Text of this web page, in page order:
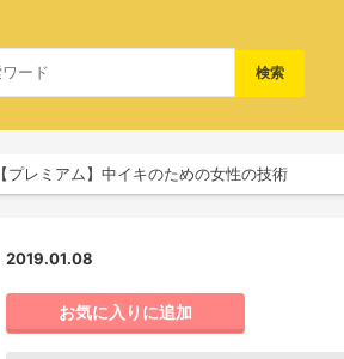
【プレミアム】中イキのための女性の技術
2019.01.08
お気に入りに追加